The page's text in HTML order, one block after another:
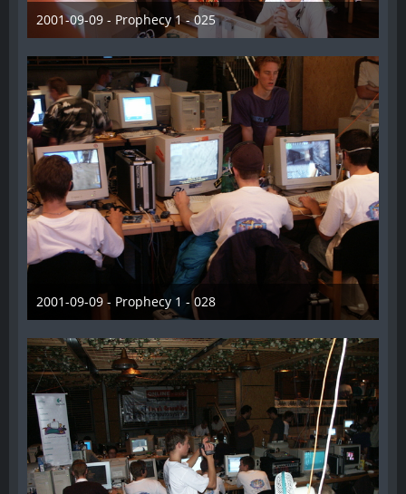
2001-09-09 - Prophecy 1 - 025
28. Dezember 2012
2001-09-09 - Prophecy 1 - 028
28. Dezember 2012